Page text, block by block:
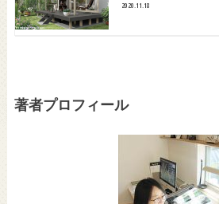
2020.11.18
著者プロフィール